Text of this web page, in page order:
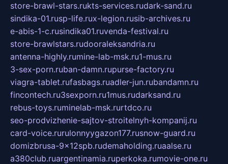
store-brawl-stars.rukts-services.rudark-sand.ru
sindika-01.rusp-life.rux-legion.rusib-archives.ru
e-abis-1-c.rusindika01.ruvenda-festival.ru
store-brawlstars.rudooraleksandria.ru
antenna-highly.rumine-lab-msk.ru1-mus.ru
3-sex-porn.ruban-damn.rupurse-factory.ru
viagra-tablet.rufasbags.ruadler-jun.rubandamn.ru
fincontech.ru3sexporn.ru1mus.rudarksand.ru
rebus-toys.ruminelab-msk.rurtdco.ru
seo-prodvizhenie-sajtov-stroitelnyh-kompanij.ru
card-voice.rurulonnyygazon177.rusnow-guard.ru
domizbrusa-9x12spb.rudemaholding.ruaalse.ru
a380club.ruargentinamia.ruperkoka.rumovie-one.ru